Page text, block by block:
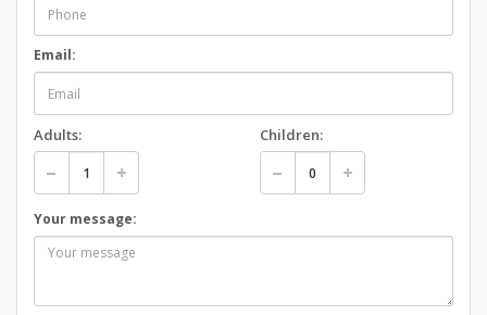
Email:
Adults: Children:
Your message: